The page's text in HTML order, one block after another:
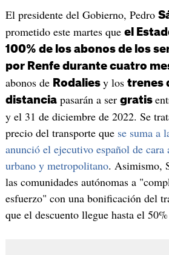
El presidente del Gobierno, Pedro
prometido este martes que el
100% de los abonos de los
por Renfe durante cuatro
abonos de Rodalies y los trenes
distanciapasarán a ser gratis
y el 31 de diciembre de 2022. Se
precio del transporte que se suma a
anunció el ejecutivo español de cara
urbano y metropolitano. Asimismo,
las comunidades autónomas a
esfuerzo" con una bonificación del
que el descuento llegue hasta el